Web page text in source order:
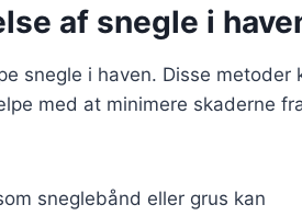
af snegle i
snegle i haven. Disse metoder
med at minimere skaderne
sneglebånd eller grus kan